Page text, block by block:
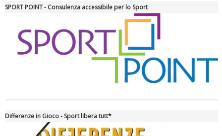
La formazione Uisp rallenta ma prosegue anche in estate
SPORT POINT - Consulenza accessibile per lo Sport
Differenze in Gioco - Sport libera tutt*